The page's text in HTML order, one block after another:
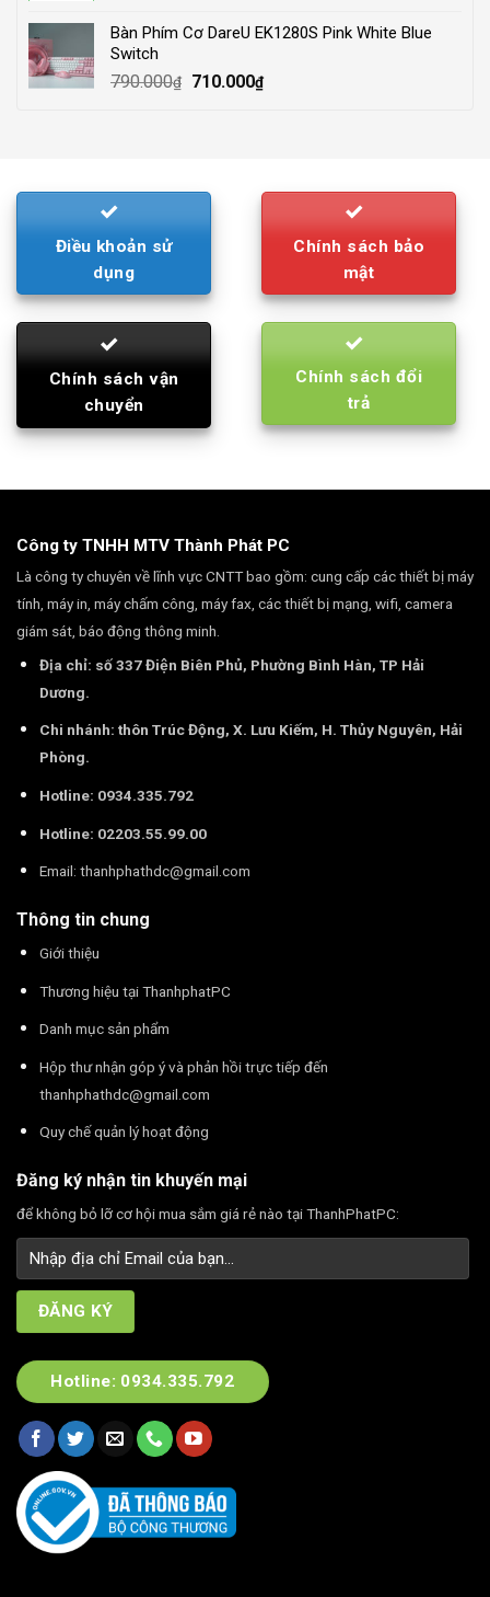
210.000₫.195.000₫.
Bàn Phím Cơ DareU EK1280S Pink White Blue
Switch
790.000₫
Original
710.000₫Current
Điều khoản sử
dụng
Chính sách bảo
mật
Chính sách vận
chuyển
Chính sách đổi
trả
Công ty TNHH MTV Thành Phát PC
Là công ty chuyên về lĩnh vực CNTT bao gồm: cung cấp các thiết bị máy
tính, máy in, máy chấm công, máy fax, các thiết bị mạng, wifi, camera
giám sát, báo động thông minh.
Địa chỉ: số 337 Điện Biên Phủ, Phường Bình Hàn, TP Hải
Dương.
Chi nhánh: thôn Trúc Động, X. Lưu Kiếm, H. Thủy Nguyên, Hải
Phòng.
Hotline: 0934.335.792
Hotline: 02203.55.99.00
Email: thanhphathdc@gmail.com
Thông tin chung
Giới thiệu
Thương hiệu tại ThanhphatPC
Danh mục sản phẩm
Hộp thư nhận góp ý và phản hồi trực tiếp đến
thanhphathdc@gmail.com
Quy chế quản lý hoạt động
Đăng ký nhận tin khuyến mại
để không bỏ lỡ cơ hội mua sắm giá rẻ nào tại ThanhPhatPC:
Hotline: 0934.335.792